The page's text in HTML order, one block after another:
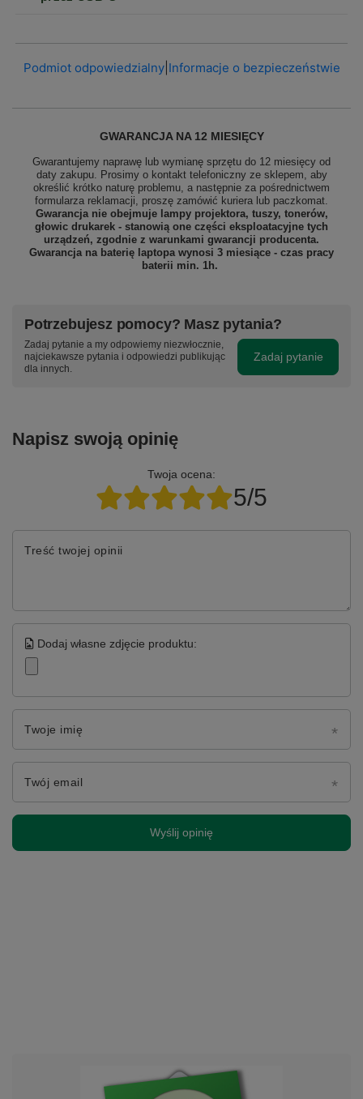
Podmiot odpowiedzialny| Informacje o bezpieczeństwie
GWARANCJA NA 12 MIESIĘCY
Gwarantujemy naprawę lub wymianę sprzętu do 12 miesięcy od
daty zakupu. Prosimy o kontakt telefoniczny ze sklepem, aby
określić krótko naturę problemu, a następnie za pośrednictwem
formularza reklamacji, proszę zamówić kuriera lub paczkomat.
Gwarancja nie obejmuje lampy projektora, tuszy, tonerów,
głowic drukarek - stanowią one części eksploatacyjne tych
urządzeń, zgodnie z warunkami gwarancji producenta.
Gwarancja na baterię laptopa wynosi 3 miesiące - czas pracy
baterii min. 1h.
Potrzebujesz pomocy? Masz pytania?
Zadaj pytanie a my odpowiemy niezwłocznie,
najciekawsze pytania i odpowiedzi publikując
dla innych.
Zadaj pytanie
Napisz swoją opinię
Twoja ocena:
5/5
Treść twojej opinii
Dodaj własne zdjęcie produktu:
Twoje imię
Twój email
Wyślij opinię